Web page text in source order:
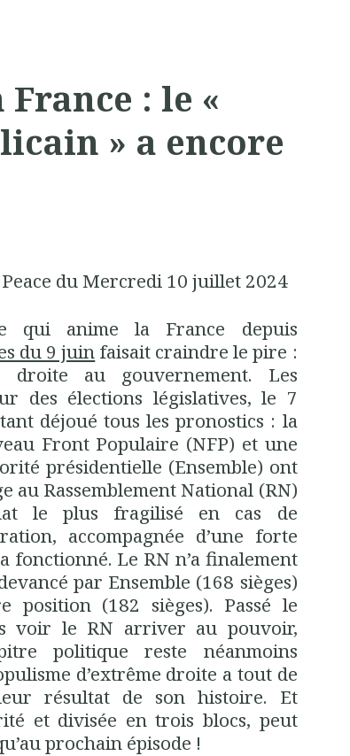
: le «
» a encore
du Mercredi 10 juillet 2024
qui anime la France depuis
du 9 juin faisait craindre le pire :
droite au gouvernement. Les
des élections législatives, le 7
déjoué tous les pronostics : la
Front Populaire (NFP) et une
présidentielle (Ensemble) ont
au Rassemblement National (RN)
le plus fragilisé en cas de
accompagnée d’une forte
fonctionné. Le RN n’a finalement
par Ensemble (168 sièges)
position (182 sièges). Passé le
voir le RN arriver au pouvoir,
politique reste néanmoins
d’extrême droite a tout de
résultat de son histoire. Et
et divisée en trois blocs, peut
prochain épisode !